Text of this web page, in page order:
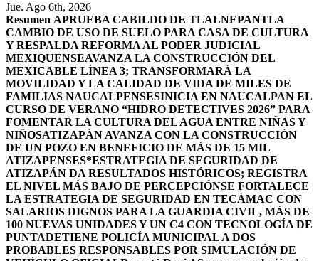
Jue. Ago 6th, 2026
Resumen APRUEBA CABILDO DE TLALNEPANTLA
CAMBIO DE USO DE SUELO PARA CASA DE CULTURA
Y RESPALDA REFORMA AL PODER JUDICIAL
MEXIQUENSEAVANZA LA CONSTRUCCIÓN DEL
MEXICABLE LÍNEA 3; TRANSFORMARÁ LA
MOVILIDAD Y LA CALIDAD DE VIDA DE MILES DE
FAMILIAS NAUCALPENSESINICIA EN NAUCALPAN EL
CURSO DE VERANO “HIDRO DETECTIVES 2026” PARA
FOMENTAR LA CULTURA DEL AGUA ENTRE NIÑAS Y
NIÑOSATIZAPÁN AVANZA CON LA CONSTRUCCIÓN
DE UN POZO EN BENEFICIO DE MÁS DE 15 MIL
ATIZAPENSES*ESTRATEGIA DE SEGURIDAD DE
ATIZAPÁN DA RESULTADOS HISTÓRICOS; REGISTRA
EL NIVEL MÁS BAJO DE PERCEPCIÓNSE FORTALECE
LA ESTRATEGIA DE SEGURIDAD EN TECÁMAC CON
SALARIOS DIGNOS PARA LA GUARDIA CIVIL, MÁS DE
100 NUEVAS UNIDADES Y UN C4 CON TECNOLOGÍA DE
PUNTADETIENE POLICÍA MUNICIPAL A DOS
PROBABLES RESPONSABLES POR SIMULACIÓN DE